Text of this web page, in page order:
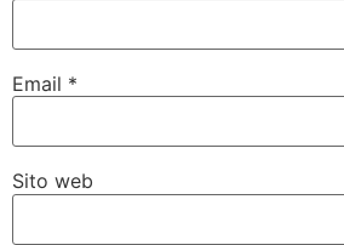
Email *
Sito web